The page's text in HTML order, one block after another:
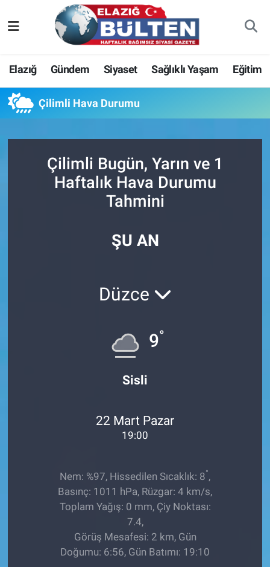
Elazığ Gündem Siyaset Sağlıklı Yaşam Eğitim
Çilimli Hava Durumu
Çilimli Bugün, Yarın ve 1
Haftalık Hava Durumu
Tahmini
ŞU AN
Düzce
9°
Sisli
22 Mart Pazar
19:00
Nem: %97, Hissedilen Sıcaklık: 8°,
Basınç: 1011 hPa, Rüzgar: 4 km/s,
Toplam Yağış: 0 mm, Çiy Noktası:
7.4,
Görüş Mesafesi: 2 km, Gün
Doğumu: 6:56, Gün Batımı: 19:10
Asayiş
Bilim-Teknoloji
Eğitim
Ekonomi
Elazığ
Sağlıklı Yaşam
Nöbetçi Eczaneler
Hava Durumu
Namaz Vakitleri
Trafik Durumu
Süper Lig Puan Durumu ve Fikstür
Son Dakika Haberleri